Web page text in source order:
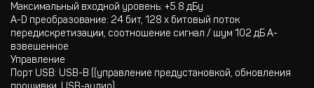
Максимальный входной уровень: +5.8 дБу
A-D преобразование: 24 бит, 128 x битовый поток
передискретизации, соотношение сигнал / шум 102 дБ A-
взвешенное
Управление
Порт USB: USB-B ((управление предустановкой, обновления